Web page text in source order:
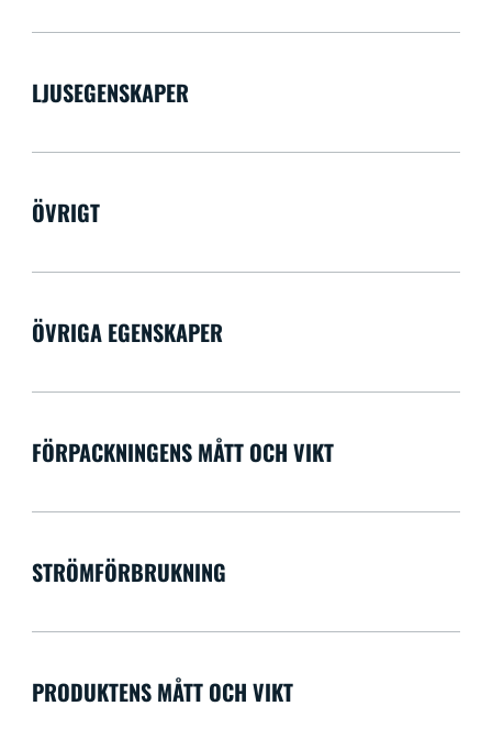
LJUSEGENSKAPER
ÖVRIGT
ÖVRIGA EGENSKAPER
FÖRPACKNINGENS MÅTT OCH VIKT
STRÖMFÖRBRUKNING
PRODUKTENS MÅTT OCH VIKT